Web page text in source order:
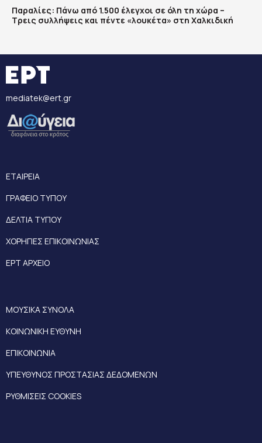
Παραλίες: Πάνω από 1.500 έλεγχοι σε όλη τη χώρα –
Τρεις συλλήψεις και πέντε «λουκέτα» στη Χαλκιδική
mediatek@ert.gr
ΕΤΑΙΡΕΙΑ
ΓΡΑΦΕΙΟ ΤΥΠΟΥ
ΔΕΛΤΙΑ ΤΥΠΟΥ
ΧΟΡΗΓΙΕΣ ΕΠΙΚΟΙΝΩΝΙΑΣ
ΕΡΤ ΑΡΧΕΙΟ
ΜΟΥΣΙΚΑ ΣΥΝΟΛΑ
ΚΟΙΝΩΝΙΚΗ ΕΥΘΥΝΗ
ΕΠΙΚΟΙΝΩΝΙΑ
ΥΠΕΥΘΥΝΟΣ ΠΡΟΣΤΑΣΙΑΣ ΔΕΔΟΜΕΝΩΝ
ΡΥΘΜΙΣΕΙΣ COOKIES